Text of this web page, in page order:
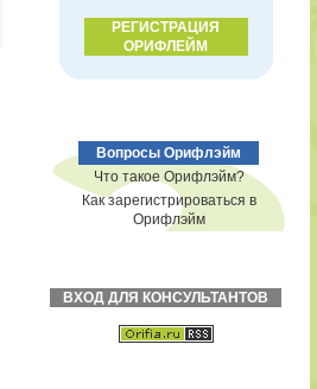
РЕГИСТРАЦИЯ
ОРИФЛЕЙМ
Вопросы Орифлэйм
Что такое Орифлэйм?
Как зарегистрироваться в
Орифлэйм
ВХОД ДЛЯ КОНСУЛЬТАНТОВ